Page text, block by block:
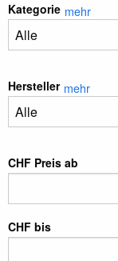
Kategorie mehr
Hersteller mehr
CHF Preis ab
CHF bis